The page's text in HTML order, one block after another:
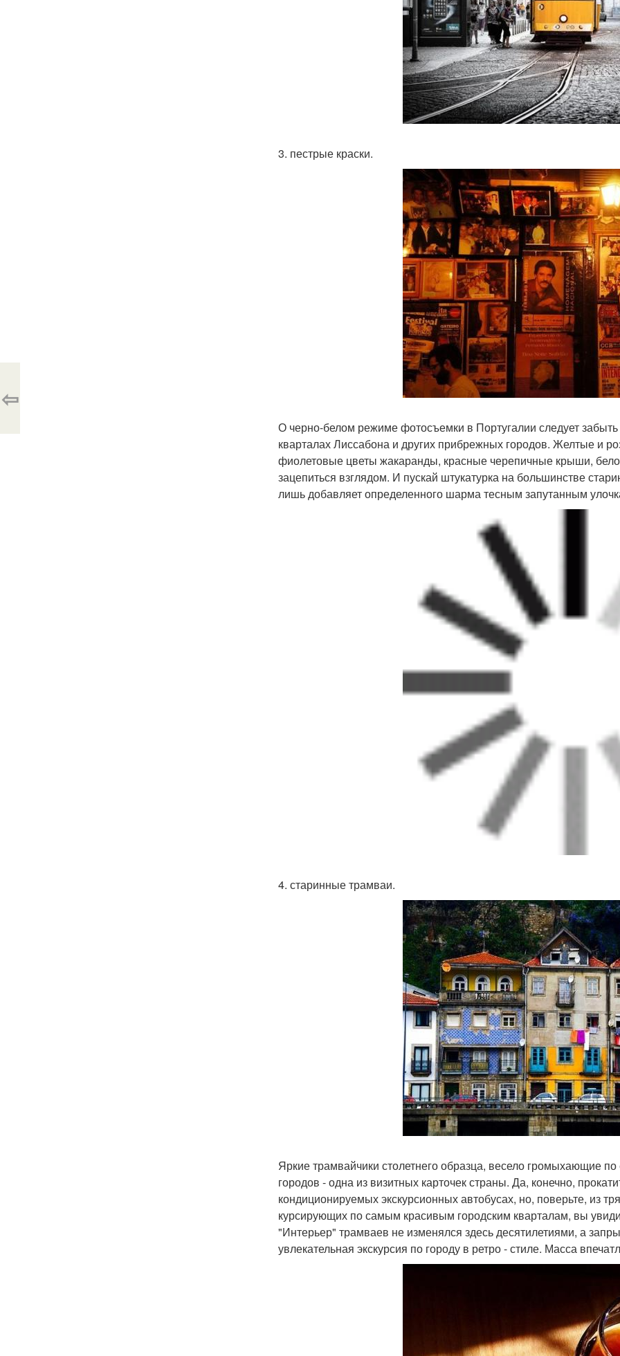
3. пестрые краски.
О черно-белом режиме фотосъемки в Португалии следует
кварталах Лиссабона и других прибрежных городов. Желтые и
фиолетовые цветы жакаранды, красные черепичные крыши,
зацепиться взглядом. И пускай штукатурка на большинстве
лишь добавляет определенного шарма тесным запутанным
4. старинные трамваи.
Яркие трамвайчики столетнего образца, весело громыхающие
городов - одна из визитных карточек страны. Да, конечно,
кондиционируемых экскурсионных автобусах, но, поверьте, из
курсирующих по самым красивым городским кварталам, вы
"Интерьер" трамваев не изменялся здесь десятилетиями, а
увлекательная экскурсия по городу в ретро - стиле. Масса
⇦